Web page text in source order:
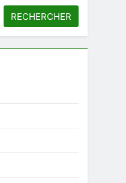
RECHERCHER